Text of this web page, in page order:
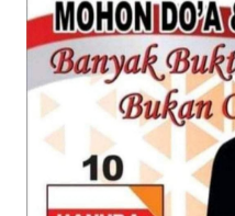
PEDOMAN
MEDIA
SIBER
REDAKSI
KARIR